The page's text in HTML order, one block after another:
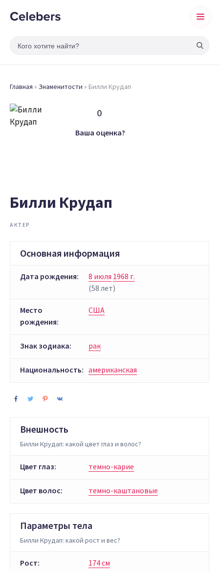
Главная » Знаменитости » Билли Крудап
0
Ваша оценка?
Билли Крудап
АКТЕР
Основная информация
Дата рождения: 8 июля 1968 г.
(58 лет)
Место
рождения:
США
Знак зодиака: рак
Национальность: американская
Внешность
Билли Крудап: какой цвет глаз и волос?
Цвет глаз: темно-карие
Цвет волос: темно-каштановые
Параметры тела
Билли Крудап: какой рост и вес?
Рост: 174 см